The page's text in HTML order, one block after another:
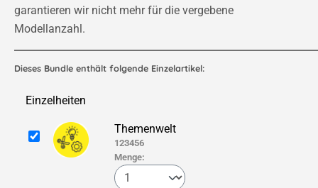
garantieren wir nicht mehr für die vergebene
Modellanzahl.
Dieses Bundle enthält folgende Einzelartikel:
Einzelheiten
Themenwelt
123456
Menge: